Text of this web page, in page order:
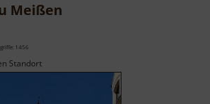
Meißen
1456
Standort